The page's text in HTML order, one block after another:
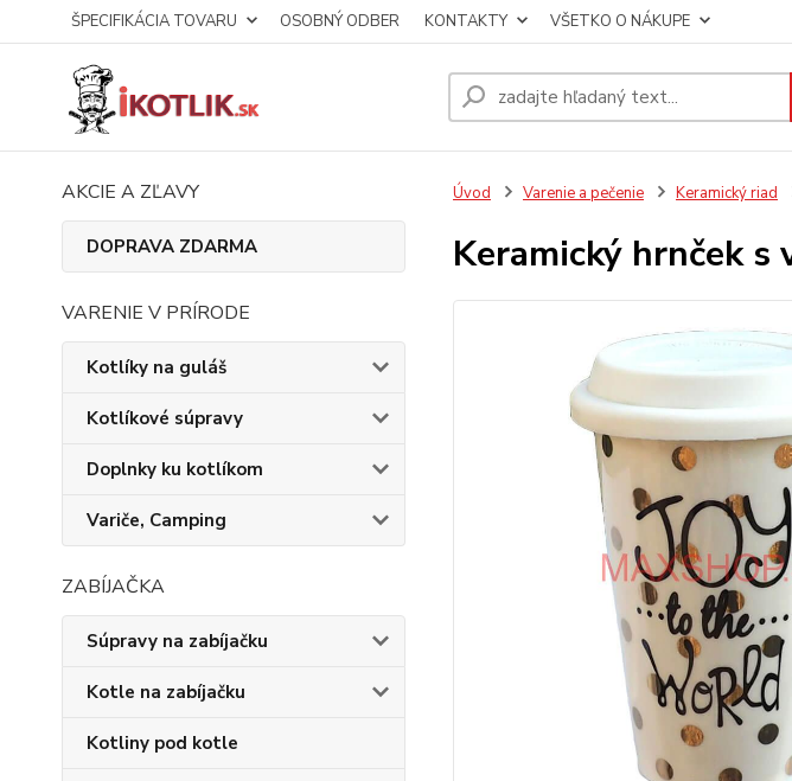
ŠPECIFIKÁCIA TOVARU OSOBNÝ ODBER KONTAKTY VŠETKO O NÁKUPE
AKCIE A ZĽAVY
DOPRAVA ZDARMA
VARENIE V PRÍRODE
Kotlíky na guláš
Kotlíkové súpravy
Doplnky ku kotlíkom
Variče, Camping
ZABÍJAČKA
Súpravy na zabíjačku
Kotle na zabíjačku
Kotliny pod kotle
Úvod Varenie a pečenie Keramický riad
Keramický hrnček s